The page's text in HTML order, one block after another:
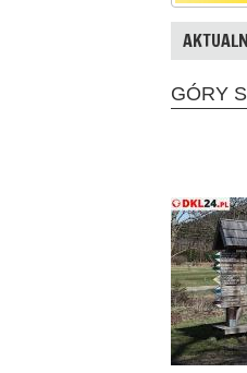
GÓRY